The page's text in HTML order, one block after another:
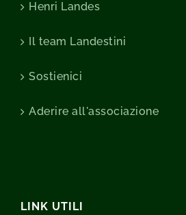
Henri Landes
Il team Landestini
Sostienici
Aderire all'associazione
LINK UTILI